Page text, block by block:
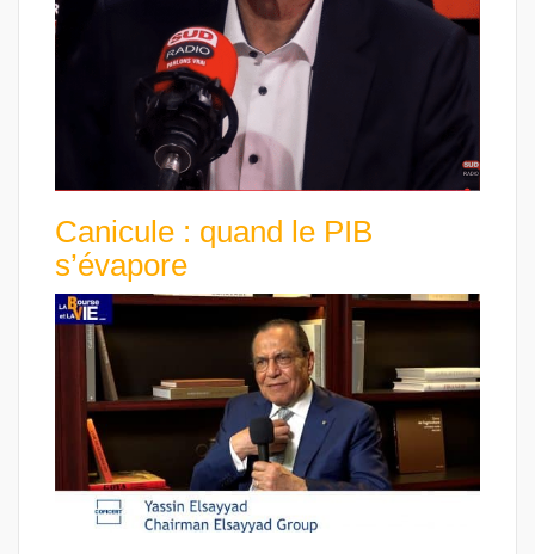
Canicule : quand le PIB
s’évapore